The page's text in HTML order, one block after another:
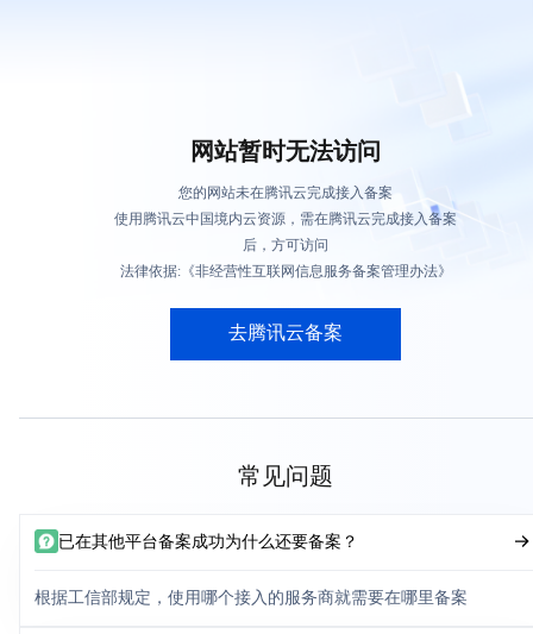
网站暂时无法访问
您的网站未在腾讯云完成接入备案
使用腾讯云中国境内云资源，需在腾讯云完成接入备案
后，方可访问
法律依据:《非经营性互联网信息服务备案管理办法》
去腾讯云备案
常见问题
已在其他平台备案成功为什么还要备案？
根据工信部规定，使用哪个接入的服务商就需要在哪里备案